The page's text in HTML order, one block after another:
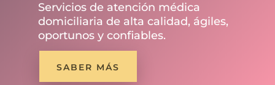
Servicios de atención médica
domiciliaria de alta calidad, ágiles,
oportunos y confiables.
SABER MÁS